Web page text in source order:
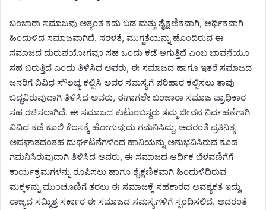
ಬಂಜಾರಾ ಸಮಾಜವು ಅತ್ಯಂತ ಕಡು ಬಡ ಮತ್ತು ಶೈಕ್ಷಣಿಕವಾಗಿ, ಆರ್ಥಿಕವಾಗಿ
ಹಿಂದುಳಿದ ಸಮಾಜವಾಗಿದೆ. ಸರಳತೆ, ಮುಗ್ದತೆಯನ್ನು ಹೊಂದಿರುವ ಈ
ಸಮಾಜದ ದುರುಪಯೋಗವೂ ಸಹ ಒಂದು ಕಡೆ ಆಗುತ್ತಿದೆ ಎಂಬ ಭಾವನೆಯೂ
ಸಹ ಬರುತ್ತಿದೆ ಎಂದು ತಿಳಿಸಿದ ಅವರು, ಈ ಸಮಾಜದ ಹಾಗೂ ಇತರೆ ಸಮಾಜದ
ಜನರಿಗೆ ವಿವಿಧ ಸೌಲಭ್ಯ ಕಲ್ಪಿಸಿ ಅವರ ಸಮಸ್ಯೆಗೆ ಪರಿಹಾರ ಕಲ್ಪಿಸಲು ತಾವು
ಬದ್ಧವಿರುವುದಾಗಿ ತಿಳಿಸಿದ ಅವರು, ಈಗಾಗಲೇ ಬಂಜಾರಾ ಸಮಾಜ ಪ್ರಾಧಿಕಾರ
ಸಹ ರಚಿಸಲಾಗಿದೆ. ಈ ಸಮಾಜದ ಕುಟುಂಬಸ್ಥರು ತಮ್ಮ ಜೀವನ ನಿರ್ವಹಣೆಗಾಗಿ
ವಿವಿಧ ಕಡೆ ಕೂಲಿ ಕೆಲಸಕ್ಕೆ ಹೋಗುವುದು ಗಮನಿಸಿದ್ದು, ಅದರಂತೆ ಪ್ರತಿನಿತ್ಯ
ಅಪಘಾತದಂತಹ ದುರ್ಘಟನೆಗಳಿಂದ ಹಾನಿಯನ್ನು ಅನುಭವಿಸಿರುವ ಕೂಡ
ಗಮನಿಸಿರುವುದಾಗಿ ತಿಳಿಸಿದ ಅವರು, ಈ ಸಮಾಜದ ಆರ್ಥಿಕ ಬೆಳವಣಿಗೆಗೆ
ಕಾರ್ಯಕ್ರಮಗಳನ್ನು ರೂಪಿಸಲು ಹಾಗೂ ಶೈಕ್ಷಣಿಕವಾಗಿ ಹಿಂದುಳಿದಿರುವ
ಮಕ್ಕಳನ್ನು ಮುಂಚೂಣಿಗೆ ತರಲು ಈ ಸಮಾಜಕ್ಕೆ ಸಹಕಾರದ ಅವಶ್ಯಕತೆ ಇದ್ದು,
ರಾಜ್ಯದ ಸಮ್ಮಿಶ್ರ ಸರ್ಕಾರ ಈ ಸಮಾಜದ ಸಮಸ್ಯೆಗಳಿಗೆ ಸ್ಪಂದಿಸಲಿದೆ. ಅದರಂತೆ